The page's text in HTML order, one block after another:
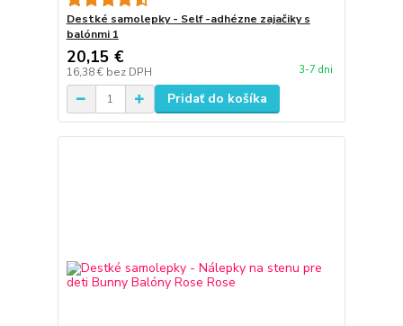
Destké samolepky - Self -adhézne zajačiky s
balónmi 1
20,15 €
16,38 € bez DPH 3-7 dni
Pridať do košíka